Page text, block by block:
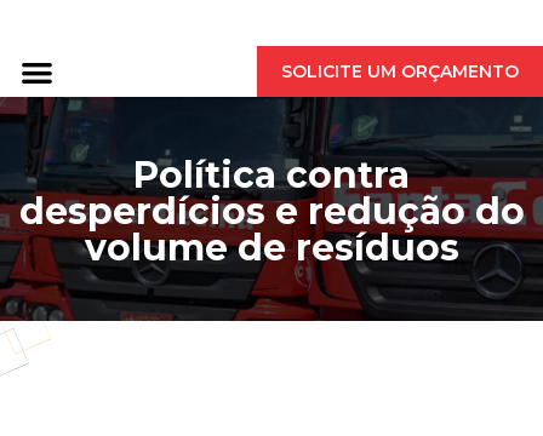
SOLICITE UM ORÇAMENTO
Política contra
desperdícios e redução do
volume de resíduos